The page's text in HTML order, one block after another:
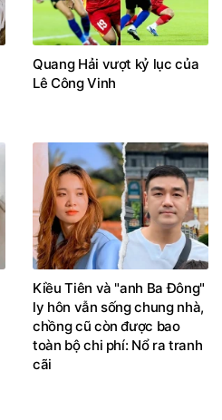
Quang Hải vượt kỷ lục của
Lê Công Vinh
Kiều Tiên và "anh Ba Đông"
ly hôn vẫn sống chung nhà,
chồng cũ còn được bao
toàn bộ chi phí: Nổ ra tranh
cãi